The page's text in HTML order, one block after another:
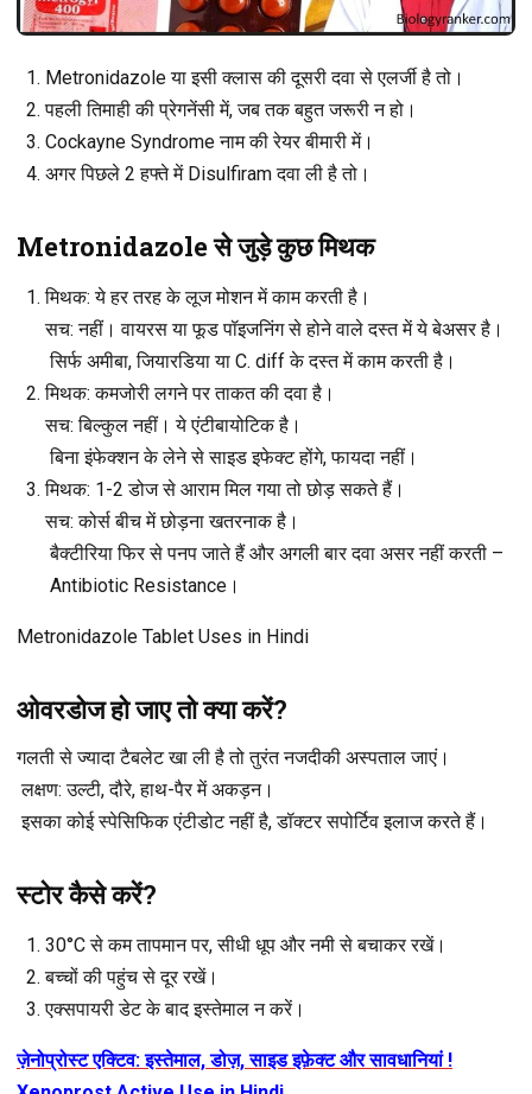
Metronidazole या इसी क्लास की दूसरी दवा से एलर्जी है तो।
पहली तिमाही की प्रेगनेंसी में, जब तक बहुत जरूरी न हो।
Cockayne Syndrome नाम की रेयर बीमारी में।
अगर पिछले 2 हफ्ते में Disulfiram दवा ली है तो।
Metronidazole से जुड़े कुछ मिथक
मिथक: ये हर तरह के लूज मोशन में काम करती है।
सच: नहीं। वायरस या फूड पॉइजनिंग से होने वाले दस्त में ये बेअसर है।
सिर्फ अमीबा, जियारडिया या C. diff के दस्त में काम करती है।
मिथक: कमजोरी लगने पर ताकत की दवा है।
सच: बिल्कुल नहीं। ये एंटीबायोटिक है।
बिना इंफेक्शन के लेने से साइड इफेक्ट होंगे, फायदा नहीं।
मिथक: 1-2 डोज से आराम मिल गया तो छोड़ सकते हैं।
सच: कोर्स बीच में छोड़ना खतरनाक है।
बैक्टीरिया फिर से पनप जाते हैं और अगली बार दवा असर नहीं करती –
Antibiotic Resistance।
Metronidazole Tablet Uses in Hindi
ओवरडोज हो जाए तो क्या करें?
गलती से ज्यादा टैबलेट खा ली है तो तुरंत नजदीकी अस्पताल जाएं।
लक्षण: उल्टी, दौरे, हाथ-पैर में अकड़न।
इसका कोई स्पेसिफिक एंटीडोट नहीं है, डॉक्टर सपोर्टिव इलाज करते हैं।
स्टोर कैसे करें?
30°C से कम तापमान पर, सीधी धूप और नमी से बचाकर रखें।
बच्चों की पहुंच से दूर रखें।
एक्सपायरी डेट के बाद इस्तेमाल न करें।
ज़ेनोप्रोस्ट एक्टिव: इस्तेमाल, डोज़, साइड इफ़ेक्ट और सावधानियां !